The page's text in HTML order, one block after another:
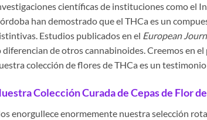
científicas de instituciones como el
han demostrado que el THCa es un
Estudios publicados en el European
diferencian de otros cannabinoides. Creemos en
colección de flores de THCa es un
Colección Curada de Cepas de Flor
enorgullece enormemente nuestra selección